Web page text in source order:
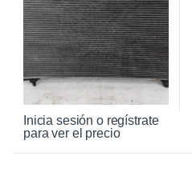
Inicia sesión o regístrate
para ver el precio